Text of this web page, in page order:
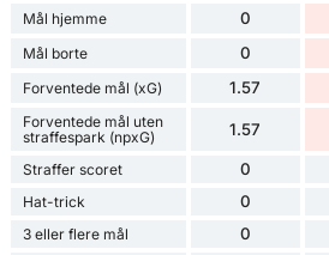
Mål hjemme 0
Mål borte 0
Forventede mål (xG) 1.57
Forventede mål uten
straffespark (npxG)
1.57
Straffer scoret 0
Hat-trick 0
3 eller flere mål 0